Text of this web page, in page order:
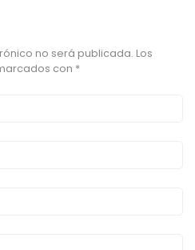
no será publicada. Los
con *